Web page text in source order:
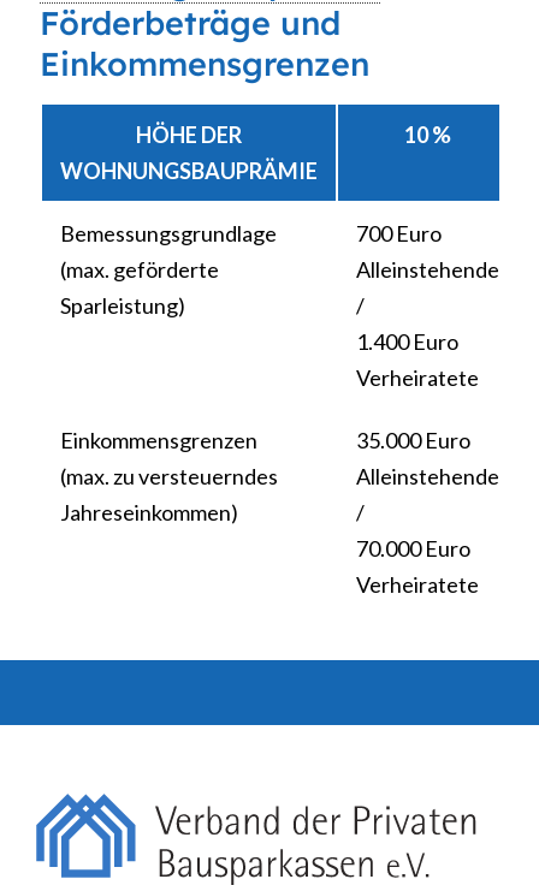
Förderbeträge und
Einkommensgrenzen
HÖHE DER
WOHNUNGSBAUPRÄMIE
10 %
Bemessungsgrundlage
(max. geförderte
Sparleistung)
700 Euro
Alleinstehende
/
1.400 Euro
Verheiratete
Einkommensgrenzen
(max. zu versteuerndes
Jahreseinkommen)
35.000 Euro
Alleinstehende
/
70.000 Euro
Verheiratete